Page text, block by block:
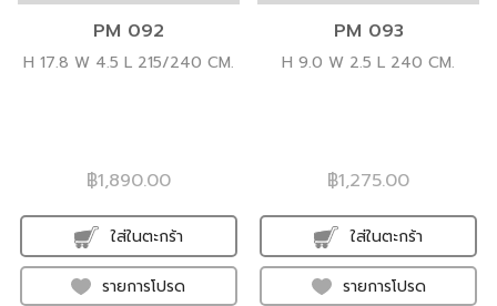
PM 092
H 17.8 W 4.5 L 215/240 CM.
฿1,890.00
ใส่ในตะกร้า
รายการโปรด
PM 093
H 9.0 W 2.5 L 240 CM.
฿1,275.00
ใส่ในตะกร้า
รายการโปรด